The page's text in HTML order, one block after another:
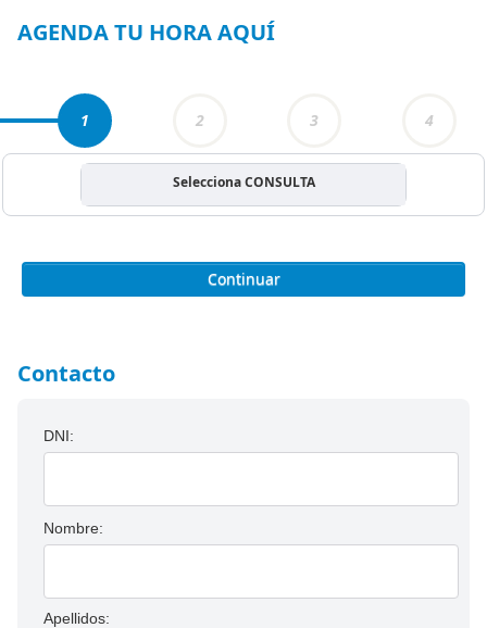
AGENDA TU HORA AQUÍ
1 2 3 4
Selecciona CONSULTA
Continuar
Contacto
DNI:
Nombre:
Apellidos: